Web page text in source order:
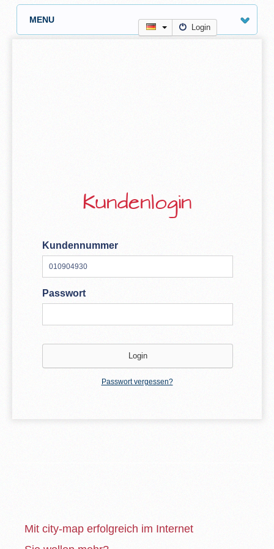
MENU
Login
Kundenlogin
Kundennummer
Passwort
Passwort vergessen?
Mit city-map erfolgreich im Internet